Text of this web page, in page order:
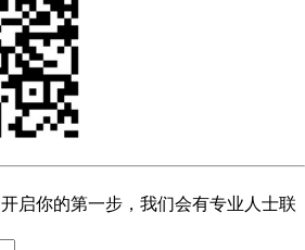
开启你的第一步，我们会有专业人士联